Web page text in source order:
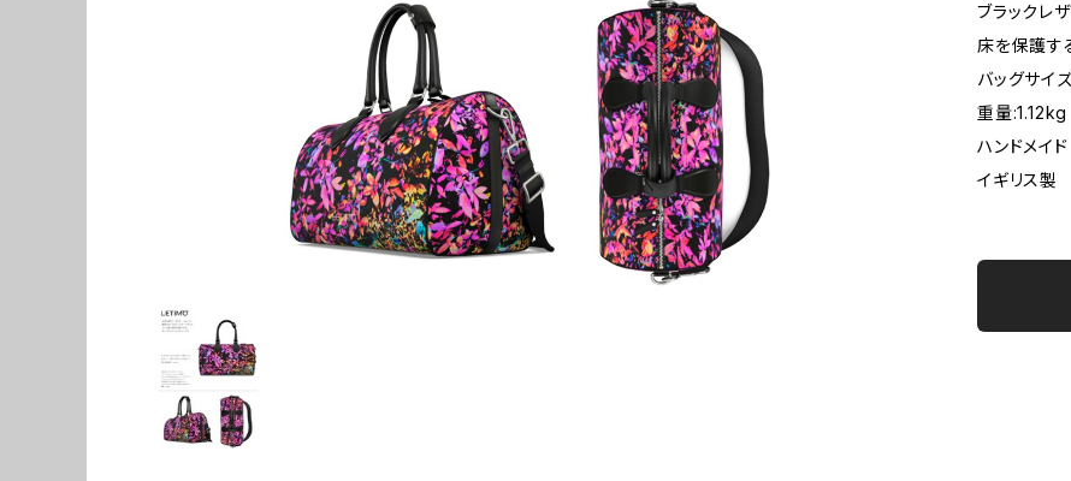
ブラックレ
床を保護す
バッグサイ
重量:1.12kg
ハンドメイド
イギリス製